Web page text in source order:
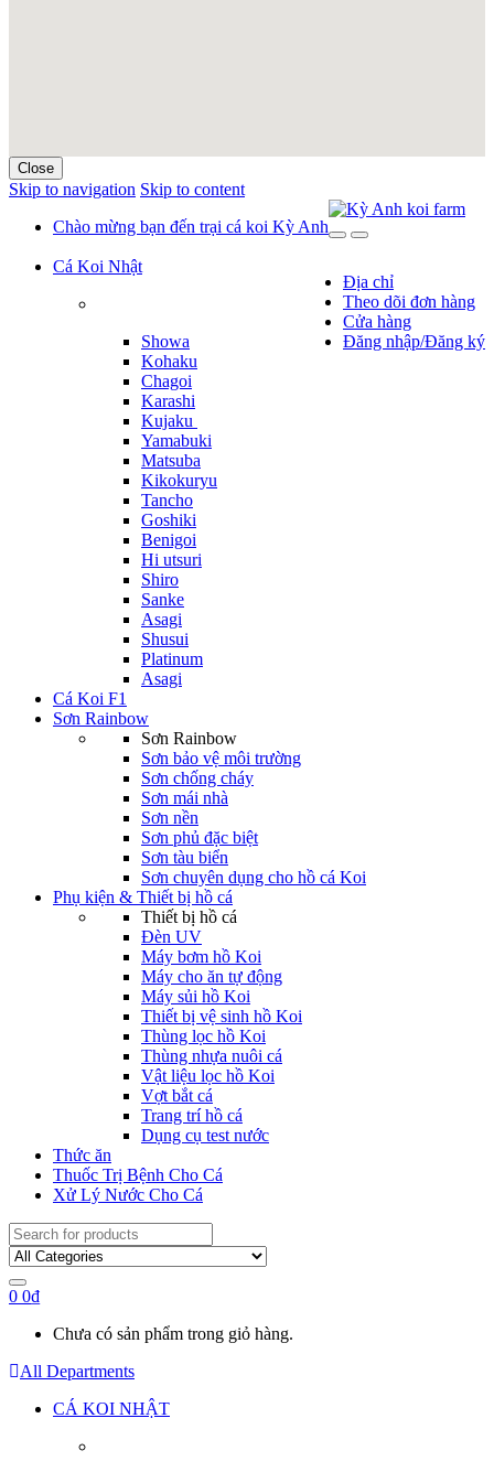
Close
Skip to navigation Skip to content
Chào mừng bạn đến trại cá koi Kỳ Anh
Địa chỉ
Theo dõi đơn hàng
Cửa hàng
Đăng nhập/Đăng ký
Cá Koi Nhật
Showa
Kohaku
Chagoi
Karashi
Kujaku
Yamabuki
Matsuba
Kikokuryu
Tancho
Goshiki
Benigoi
Hi utsuri
Shiro
Sanke
Asagi
Shusui
Platinum
Asagi
Cá Koi F1
Sơn Rainbow
Sơn Rainbow
Sơn bảo vệ môi trường
Sơn chống cháy
Sơn mái nhà
Sơn nền
Sơn phủ đặc biệt
Sơn tàu biển
Sơn chuyên dụng cho hồ cá Koi
Phụ kiện & Thiết bị hồ cá
Thiết bị hồ cá
Đèn UV
Máy bơm hồ Koi
Máy cho ăn tự động
Máy sủi hồ Koi
Thiết bị vệ sinh hồ Koi
Thùng lọc hồ Koi
Thùng nhựa nuôi cá
Vật liệu lọc hồ Koi
Vợt bắt cá
Trang trí hồ cá
Dụng cụ test nước
Thức ăn
Thuốc Trị Bệnh Cho Cá
Xử Lý Nước Cho Cá
Search
for:
0 0₫
Chưa có sản phẩm trong giỏ hàng.
All Departments
CÁ KOI NHẬT